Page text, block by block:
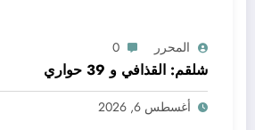
المحرر 0
شلقم: القذافي و 39 حواري
أغسطس 6, 2026